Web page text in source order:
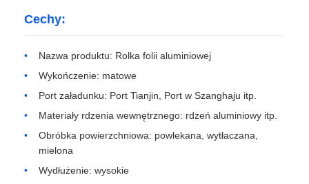
Koło aluminiowe
Kolorowa cewka aluminiowa
cewka aluminiowa
Cechy:
Nazwa produktu: Rolka folii aluminiowej
Wykończenie: matowe
Port załadunku: Port Tianjin, Port w Szanghaju itp.
Materiały rdzenia wewnętrznego: rdzeń aluminiowy itp.
Obróbka powierzchniowa: powlekana, wytłaczana,
mielona
Wydłużenie: wysokie